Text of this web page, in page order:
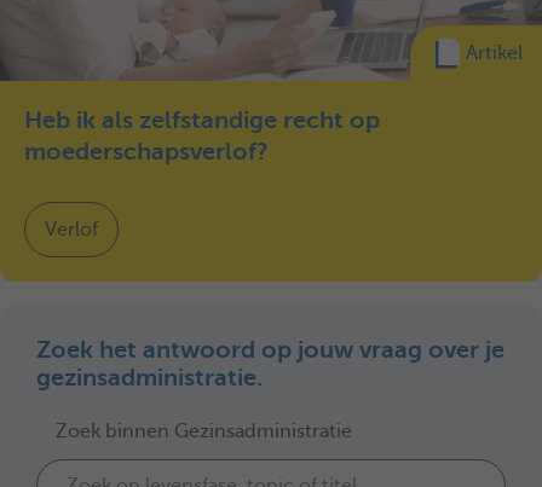
Artikel
Heb ik als zelfstandige recht op
moederschapsverlof?
Verlof
Zoek het antwoord op jouw vraag over je
gezinsadministratie.
Zoek binnen Gezinsadministratie